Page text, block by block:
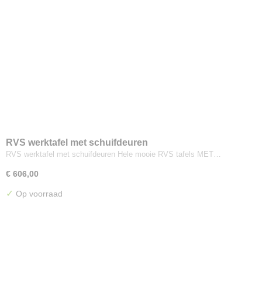
RVS werktafel met schuifdeuren
RVS werktafel met schuifdeuren Hele mooie RVS tafels MET…
€ 606,00
✓ Op voorraad